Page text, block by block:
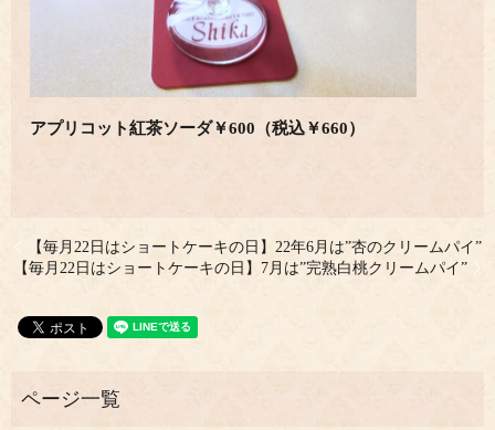
アプリコット紅茶ソーダ￥600（税込￥660）
【毎月22日はショートケーキの日】22年6月は”杏のクリームパイ”
【毎月22日はショートケーキの日】7月は”完熟白桃クリームパイ”